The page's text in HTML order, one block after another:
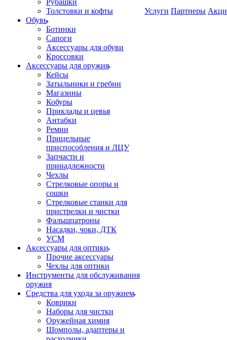
Рубашки
Толстовки и кофты
Обувь
Ботинки
Сапоги
Аксессуары для обуви
Кроссовки
Аксессуары для оружия
Кейсы
Затыльники и гребни
Магазины
Кобуры
Приклады и цевья
Антабки
Ремни
Прицельные
приспособления и ЛЦУ
Запчасти и
принадлежности
Чехлы
Стрелковые опоры и
сошки
Стрелковые станки для
пристрелки и чистки
Фальшпатроны
Насадки, чоки, ДТК
УСМ
Аксессуары для оптики
Прочие аксессуары
Чехлы для оптики
Инструменты для обслуживания
оружия
Средства для ухода за оружием
Коврики
Наборы для чистки
Оружейная химия
Шомполы, адаптеры и
Услуги Партнеры